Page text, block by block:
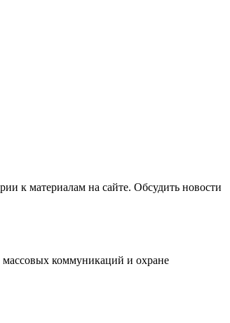
к материалам на сайте. Обсудить новости
коммуникаций и охране